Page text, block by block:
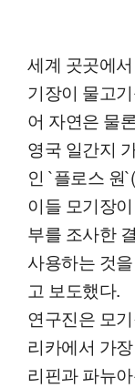
세계 곳곳에
기장이 물고
어 자연은 물
영국 일간지
인 `플로스 원
이들 모기장
부를 조사한
사용하는 것
고 보도했다.
연구진은 모
리카에서 가
리핀과 파뉴